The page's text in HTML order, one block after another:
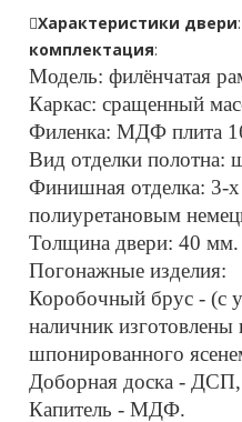
Характеристики двери:
комплектация:
Модель: филёнчатая
Каркас: сращенный
Филенка: МДФ плита
Вид отделки полотна:
Финишная отделка: 3-
полиуретановым
Толщина двери: 40 мм.
Погонажные изделия:
Коробочный брус - (с
наличник изготовлены
шпонированного
Доборная доска - ДСП,
Капитель - МДФ.